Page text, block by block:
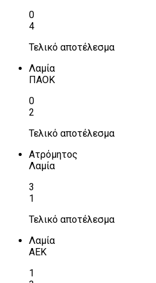
0
4
Τελικό αποτέλεσμα
Λαμία
ΠΑΟΚ
0
2
Τελικό αποτέλεσμα
Ατρόμητος
Λαμία
3
1
Τελικό αποτέλεσμα
Λαμία
ΑΕΚ
1